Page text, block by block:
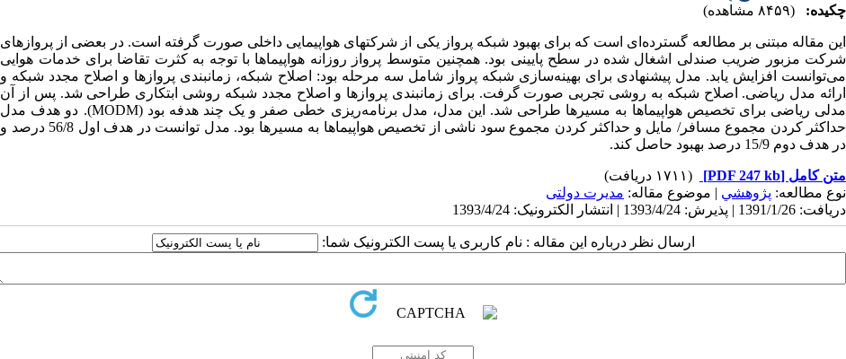
چکیده: (۸۴۵۹ مشاهده)
این مقاله مبتنی بر مطالعه گسترده‌ای است که برای بهبود شبکه پرواز یکی از شرکتهای هواپیمایی داخلی صورت گرفته است. در بعضی از پروازهای
شرکت مزبور ضریب صندلی اشغال شده در سطح پایینی بود. همچنین متوسط پرواز روزانه هواپیماها با توجه به کثرت تقاضا برای خدمات هوایی
می‌توانست افزایش یابد. مدل پیشنهادی برای بهینه‌سازی شبکه پرواز شامل سه مرحله بود: اصلاح شبکه، زمانبندی پروازها و اصلاح مجدد شبکه و
ارائه مدل ریاضی. اصلاح شبکه به روشی تجربی صورت گرفت. برای زمانبندی پروازها و اصلاح مجدد شبکه روشی ابتکاری طراحی شد. پس از آن
مدلی ریاضی برای تخصیص هواپیماها به مسیرها طراحی شد. این مدل، مدل برنامه‌ریزی خطی صفر و یک چند هدفه بود (MODM). دو هدف مدل
حداکثر کردن مجموع مسافر/ مایل و حداکثر کردن مجموع سود ناشی از تخصیص هواپیماها به مسیرها بود. مدل توانست در هدف اول 56/8 درصد و
در هدف دوم 15/9 درصد بهبود حاصل کند.
متن کامل [PDF 247 kb]
(۱۷۱۱ دریافت)
نوع مطالعه: پژوهشي | موضوع مقاله: مدیرت دولتی
دریافت: 1391/1/26 | پذیرش: 1393/4/24 | انتشار الکترونیک: 1393/4/24
ارسال نظر درباره این مقاله : نام کاربری یا پست الکترونیک شما: